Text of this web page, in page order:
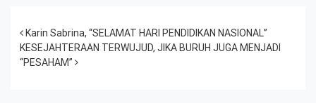
Post navigation
Karin Sabrina, “SELAMAT HARI PENDIDIKAN NASIONAL”
KESEJAHTERAAN TERWUJUD, JIKA BURUH JUGA MENJADI
“PESAHAM”